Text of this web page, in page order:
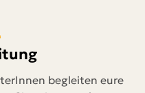
begleiten eure